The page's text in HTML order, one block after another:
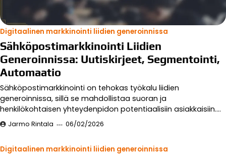
Digitaalinen markkinointi liidien generoinnissa
Sähköpostimarkkinointi Liidien
Generoinnissa: Uutiskirjeet, Segmentointi,
Automaatio
Sähköpostimarkkinointi on tehokas työkalu liidien
generoinnissa, sillä se mahdollistaa suoran ja
henkilökohtaisen yhteydenpidon potentiaalisiin asiakkaisiin.…
Jarmo Rintala 06/02/2026
Digitaalinen markkinointi liidien generoinnissa